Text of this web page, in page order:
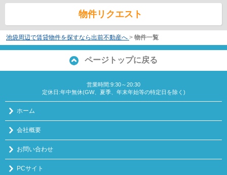
物件リクエスト
池袋周辺で賃貸物件を探すなら出前不動産へ > 物件一覧
ページトップに戻る
営業時間:9:30～20:30
定休日:年中無休(GW、夏季、年末年始等の特定日を除く)
ホーム
会社概要
お問い合わせ
PCサイト